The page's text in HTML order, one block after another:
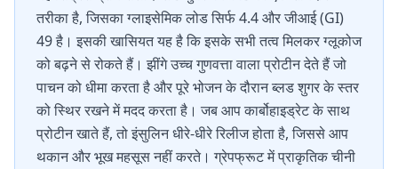
तरीका है, जिसका ग्लाइसेमिक लोड सिर्फ 4.4 और जीआई (GI)
49 है। इसकी खासियत यह है कि इसके सभी तत्व मिलकर ग्लूकोज
को बढ़ने से रोकते हैं। झींगे उच्च गुणवत्ता वाला प्रोटीन देते हैं जो
पाचन को धीमा करता है और पूरे भोजन के दौरान ब्लड शुगर के स्तर
को स्थिर रखने में मदद करता है। जब आप कार्बोहाइड्रेट के साथ
प्रोटीन खाते हैं, तो इंसुलिन धीरे-धीरे रिलीज होता है, जिससे आप
थकान और भूख महसूस नहीं करते। ग्रेपफ्रूट में प्राकृतिक चीनी